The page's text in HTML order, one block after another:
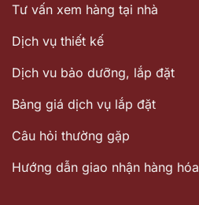
Tư vấn xem hàng tại nhà
Dịch vụ thiết kế
Dịch vu bảo dưỡng, lắp đặt
Bảng giá dịch vụ lắp đặt
Câu hỏi thường gặp
Hướng dẫn giao nhận hàng hóa